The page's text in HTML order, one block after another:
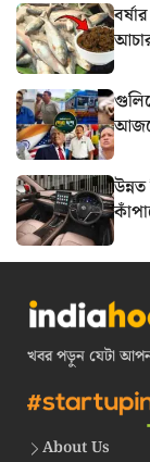
খবর পড়ুন যেটা
About Us